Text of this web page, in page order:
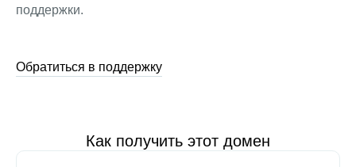
поддержки.
Обратиться в поддержку
Как получить этот домен